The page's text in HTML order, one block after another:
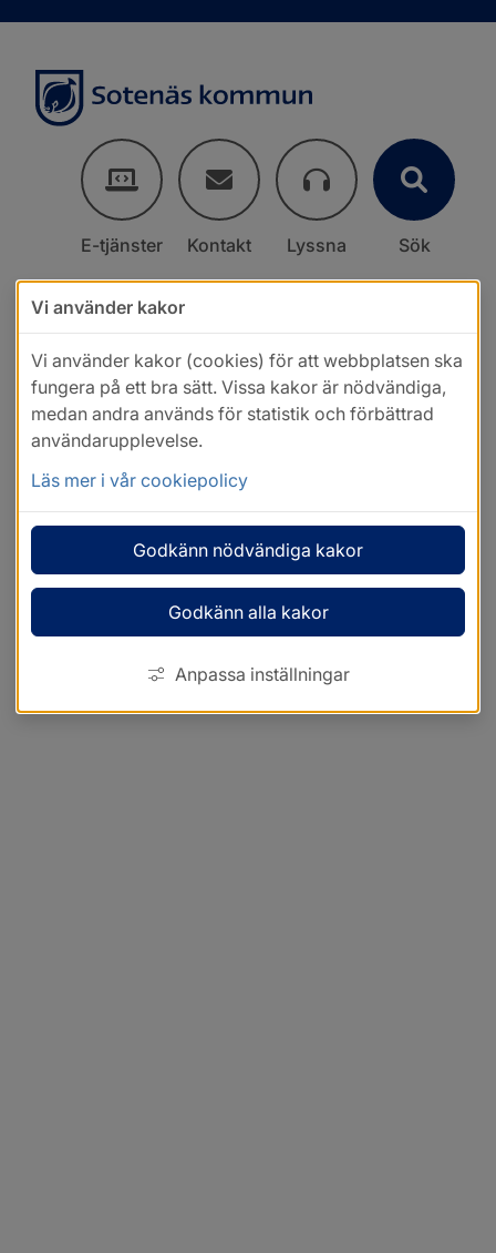
E-tjänster Kontakt Lyssna Sök
Vi använder kakor
Vi använder kakor (cookies) för att webbplatsen ska
fungera på ett bra sätt. Vissa kakor är nödvändiga,
medan andra används för statistik och förbättrad
användarupplevelse.
Läs mer i vår cookiepolicy
Godkänn nödvändiga kakor
Godkänn alla kakor
Anpassa inställningar